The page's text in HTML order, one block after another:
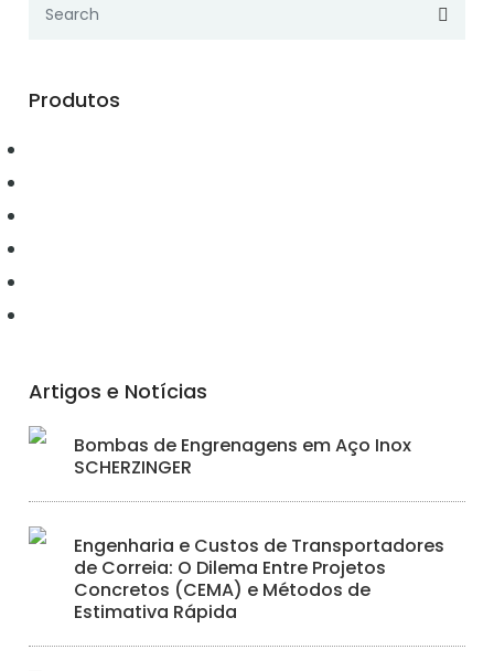
Produtos
Artigos e Notícias
Bombas de Engrenagens em Aço Inox
SCHERZINGER
Engenharia e Custos de Transportadores
de Correia: O Dilema Entre Projetos
Concretos (CEMA) e Métodos de
Estimativa Rápida